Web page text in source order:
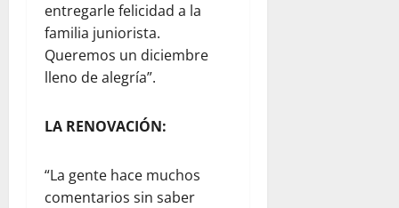
entregarle felicidad a la
familia juniorista.
Queremos un diciembre
lleno de alegría”.
LA RENOVACIÓN:
“La gente hace muchos
comentarios sin saber